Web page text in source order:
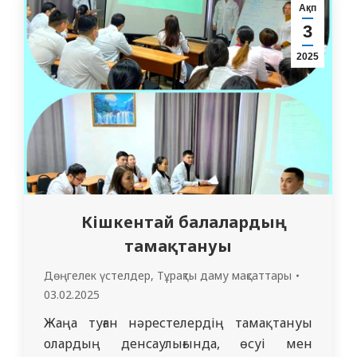
студент қатысты, оның ішінде
комиссияның отырысы хаттамасына
сәйкес 5 студент жеңімпаз атанды.
Қабылдаушы…
Ақп
3
2025
Кішкентай балалардың
тамақтануы
Дөңгелек үстелдер, Тұрақты даму мақсаттары
03.02.2025
Жаңа туған нәрестелердің тамақтануы
олардың денсаулығында, өсуі мен